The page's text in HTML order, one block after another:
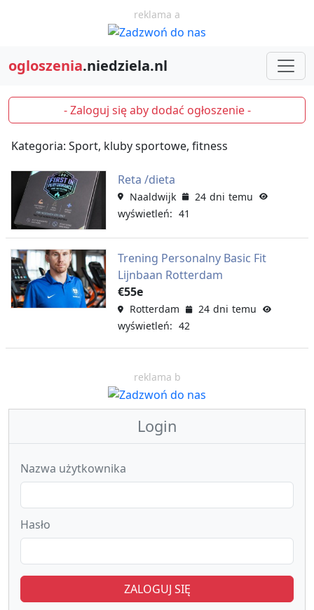
reklama a
ogloszenia.niedziela.nl
- Zaloguj się aby dodać ogłoszenie -
Kategoria: Sport, kluby sportowe, fitness
Reta /dieta
Naaldwijk
24 dni temu
wyświetleń: 41
Trening Personalny Basic Fit
Lijnbaan Rotterdam
€55e
Rotterdam
24 dni temu
wyświetleń: 42
reklama b
Login
Nazwa użytkownika
Hasło
ZALOGUJ SIĘ